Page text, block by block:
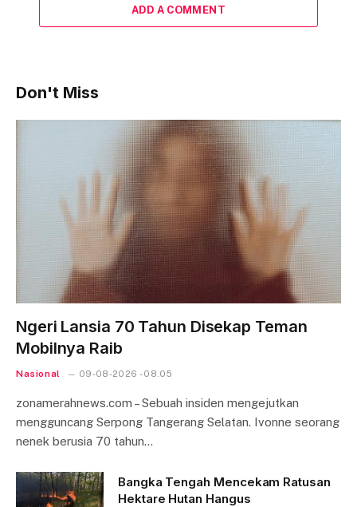
ADD A COMMENT
Don't Miss
Ngeri Lansia 70 Tahun Disekap Teman
Mobilnya Raib
Nasional 09-08-2026 - 08.05
zonamerahnews.com – Sebuah insiden mengejutkan
mengguncang Serpong Tangerang Selatan. Ivonne seorang
nenek berusia 70 tahun…
Bangka Tengah Mencekam Ratusan
Hektare Hutan Hangus